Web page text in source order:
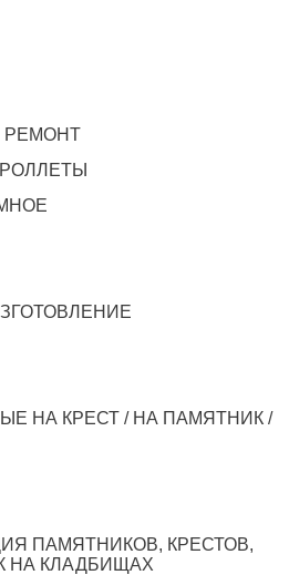
РЕМОНТ
НА КРЕСТ / НА ПАМЯТНИК /
ПАМЯТНИКОВ, КРЕСТОВ,
НА КЛАДБИЩАХ